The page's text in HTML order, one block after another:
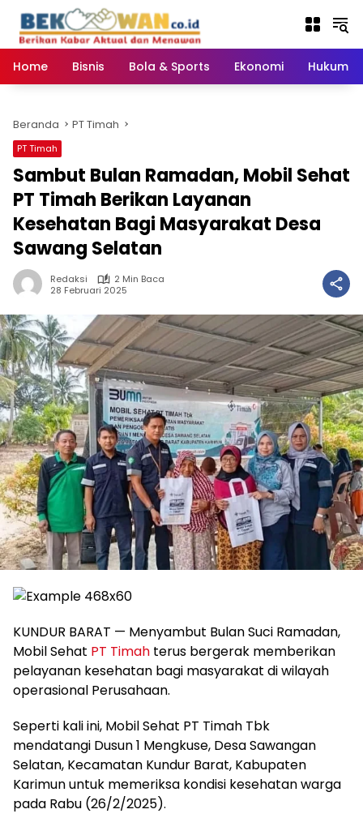
konten
Home
Bisnis Bola & Sports Ekonomi Hukum
Beranda PT Timah
PT Timah
Sambut Bulan Ramadan, Mobil Sehat
PT Timah Berikan Layanan
Kesehatan Bagi Masyarakat Desa
Sawang Selatan
Redaksi
2 Min Baca
28 Februari 2025
KUNDUR BARAT — Menyambut Bulan Suci Ramadan,
Mobil Sehat PT Timah terus bergerak memberikan
pelayanan kesehatan bagi masyarakat di wilayah
operasional Perusahaan.
Seperti kali ini, Mobil Sehat PT Timah Tbk
mendatangi Dusun 1 Mengkuse, Desa Sawangan
Selatan, Kecamatan Kundur Barat, Kabupaten
Karimun untuk memeriksa kondisi kesehatan warga
pada Rabu (26/2/2025).